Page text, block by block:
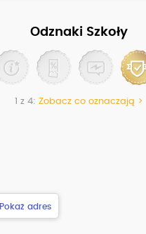
Odznaki Szkoły
1 z 4: Zobacz co oznaczają >
Pokaż adres